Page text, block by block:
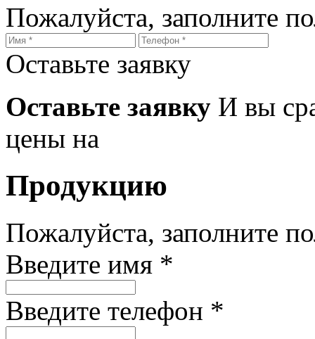
Пожалуйста, заполните
Оставьте заявку
Оставьте заявку И вы
цены на
Продукцию
Пожалуйста, заполните
Введите имя *
Введите телефон *